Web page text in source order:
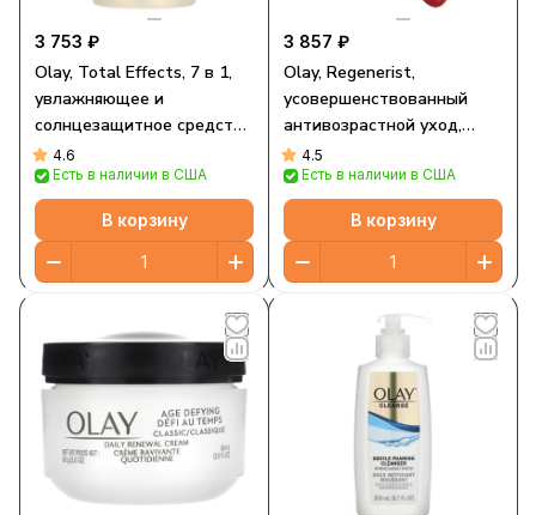
3 753 ₽
Olay, Total Effects, 7 в 1,
увлажняющее и
солнцезащитное средство
с SPF 30, 50 мл (1,7 жидк.
унции)
4.6
Есть в наличии в США
В корзину
3 857 ₽
Olay, Regenerist,
усовершенствованный
антивозрастной уход,
щетка для очистки лица, 1
устройство, 2 насадки
4.5
Есть в наличии в США
В корзину